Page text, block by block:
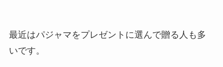
最近はパジャマをプレゼントに選んで贈る人も多
いです。